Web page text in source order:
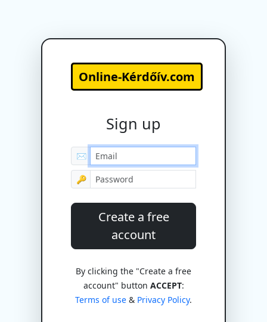
Online-Kérdőív.com
Sign up
✉
🔑
Create a free
account
By clicking the "Create a free
account" button ACCEPT:
Terms of use & Privacy Policy.